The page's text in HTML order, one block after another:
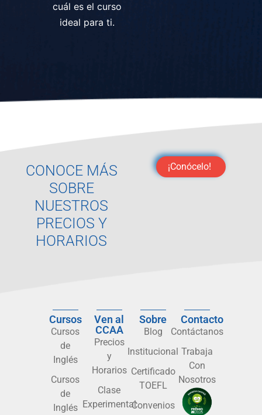
cuál es el curso
ideal para ti.
CONOCE MÁS
SOBRE
NUESTROS
PRECIOS Y
HORARIOS
¡Conócelo!
Cursos
Cursos
de
Inglés
Cursos
de
Inglés
Ven al
CCAA
Precios
y
Horarios
Clase
Experimental
Sobre
Blog
Institucional
Certificado
TOEFL
Convenios
Contacto
Contáctanos
Trabaja
Con
Nosotros